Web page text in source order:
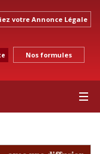
votre Annonce Légale
Nos formules